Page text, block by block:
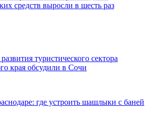
средств выросли в шесть раз
туристического сектора
края обсудили в Сочи
где устроить шашлыки с баней